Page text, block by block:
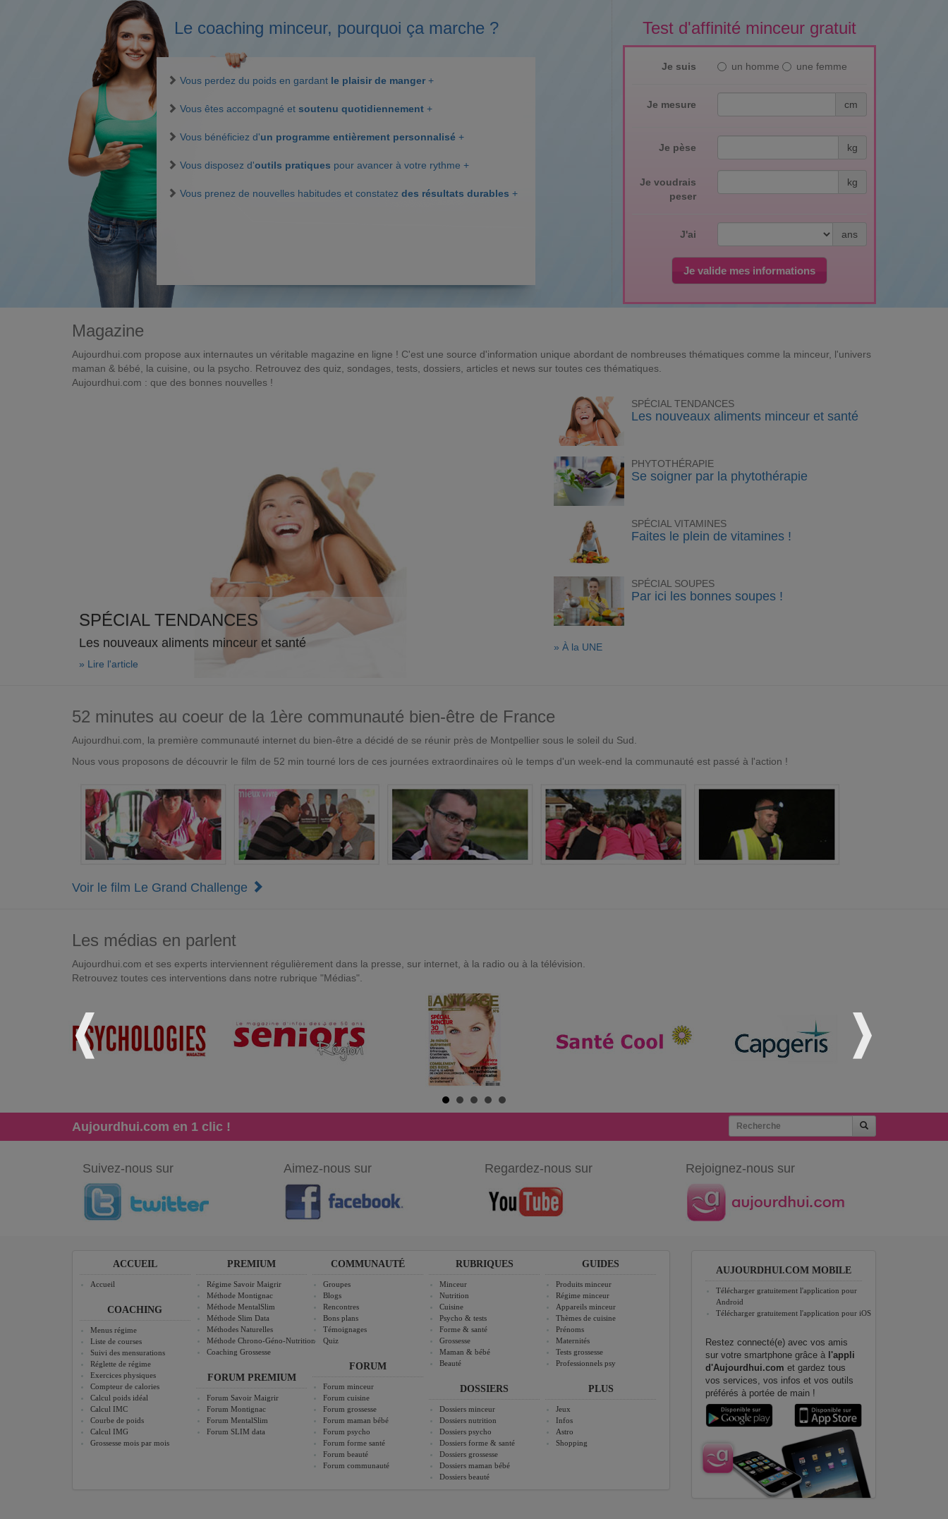
Test d'affinité minceur gratuit
Je suis un homme une femme
Je mesure cm
Je pèse kg
Je voudrais
peser
kg
J'ai ans
Je valide mes informations
Le coaching minceur, pourquoi ça marche ?
Vous perdez du poids en gardant le plaisir de manger +
Vous êtes accompagné et soutenu quotidiennement +
Vous bénéficiez d'un programme entièrement personnalisé +
Vous disposez d'outils pratiques pour avancer à votre rythme +
Vous prenez de nouvelles habitudes et constatez des résultats durables +
Magazine
Aujourdhui.com propose aux internautes un véritable magazine en ligne ! C'est une source d'information unique abordant de nombreuses thématiques comme la minceur, l'univers
maman & bébé, la cuisine, ou la psycho. Retrouvez des quiz, sondages, tests, dossiers, articles et news sur toutes ces thématiques.
Aujourdhui.com : que des bonnes nouvelles !
SPÉCIAL TENDANCES
Les nouveaux aliments minceur et santé
» Lire l'article
SPÉCIAL TENDANCES
Les nouveaux aliments minceur et santé
PHYTOTHÉRAPIE
Se soigner par la phytothérapie
SPÉCIAL VITAMINES
Faites le plein de vitamines !
SPÉCIAL SOUPES
Par ici les bonnes soupes !
» À la UNE
52 minutes au coeur de la 1ère communauté bien-être de France
Aujourdhui.com, la première communauté internet du bien-être a décidé de se réunir près de Montpellier sous le soleil du Sud.
Nous vous proposons de découvrir le film de 52 min tourné lors de ces journées extraordinaires où le temps d'un week-end la communauté est passé à l'action !
Voir le film Le Grand Challenge
Les médias en parlent
Aujourdhui.com et ses experts interviennent régulièrement dans la presse, sur internet, à la radio ou à la télévision.
Retrouvez toutes ces interventions dans notre rubrique "Médias".
Aujourdhui.com en 1 clic !
Suivez-nous sur Aimez-nous sur Regardez-nous sur Rejoignez-nous sur
ACCUEIL
Accueil
COACHING
Menus régime
Liste de courses
Suivi des mensurations
Réglette de régime
Exercices physiques
Compteur de calories
Calcul poids idéal
Calcul IMC
Courbe de poids
Calcul IMG
Grossesse mois par mois
PREMIUM
Régime Savoir Maigrir
Méthode Montignac
Méthode MentalSlim
Méthode Slim Data
Méthodes Naturelles
Méthode Chrono-Géno-Nutrition
Coaching Grossesse
FORUM PREMIUM
Forum Savoir Maigrir
Forum Montignac
Forum MentalSlim
Forum SLIM data
COMMUNAUTÉ
Groupes
Blogs
Rencontres
Bons plans
Témoignages
Quiz
FORUM
Forum minceur
Forum cuisine
Forum grossesse
Forum maman bébé
Forum psycho
Forum forme santé
Forum beauté
Forum communauté
RUBRIQUES
Minceur
Nutrition
Cuisine
Psycho & tests
Forme & santé
Grossesse
Maman & bébé
Beauté
DOSSIERS
Dossiers minceur
Dossiers nutrition
Dossiers psycho
Dossiers forme & santé
Dossiers grossesse
Dossiers maman bébé
Dossiers beauté
GUIDES
Produits minceur
Régime minceur
Appareils minceur
Thèmes de cuisine
Prénoms
Maternités
Tests grossesse
Professionnels psy
PLUS
Jeux
Infos
Astro
Shopping
AUJOURDHUI.COM MOBILE
Télécharger gratuitement l'application pour
Android
Télécharger gratuitement l'application pour iOS
Restez connecté(e) avec vos amis
sur votre smartphone grâce à l'appli
d'Aujourdhui.com et gardez tous
vos services, vos infos et vos outils
préférés à portée de main !